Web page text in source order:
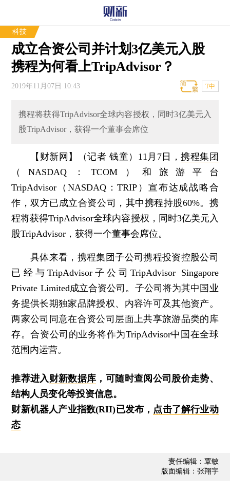
科技
成立合资公司并计划3亿美元入股
携程为何看上TripAdvisor？
2019年11月07日 10:43 T中
携程将获得TripAdvisor全球内容授权，同时3亿美元入
股TripAdvisor，获得一个董事会席位
【财新网】（记者 钱童） 11月7日，携程集团
（NASDAQ：TCOM）和旅游平台
TripAdvisor（NASDAQ：TRIP）宣布达成战略合
作，双方已成立合资公司，其中携程持股60%。携
程将获得TripAdvisor全球内容授权，同时3亿美元入
股TripAdvisor，获得一个董事会席位。
具体来看，携程集团子公司携程投资控股公司
已经与TripAdvisor子公司TripAdvisor Singapore
Private Limited成立合资公司。子公司将为其中国业
务提供长期独家品牌授权、内容许可及其他资产。
两家公司同意在合资公司层面上共享旅游品类的库
存。合资公司的业务将作为TripAdvisor中国在全球
范围内运营。
推荐进入 财新数据库 ，可随时查阅公司股价走势、
结构人员变化等投资信息。
财新机器人产业指数(RII)已发布， 点击了解行业动
态
责任编辑：覃敏
版面编辑：张翔宇